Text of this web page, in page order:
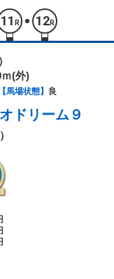
11 R 12R
ｍ(外)
【馬場状態】 良
ドリーム９